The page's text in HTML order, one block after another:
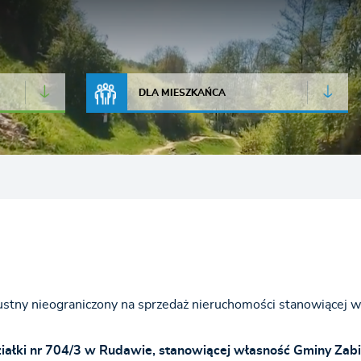
JAKOŚĆ POWIETRZA
DLA MIESZKAŃCA
nieograniczony na sprzedaż nieruchomości stanowiącej
nr 704/3 w Rudawie, stanowiącej własność Gminy